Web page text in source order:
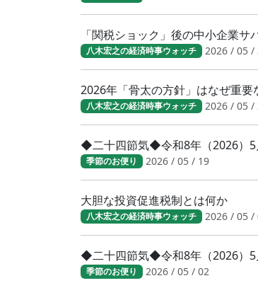
「関税ショック」後の中小企業サ
八木宏之の経済時事ウォッチ 2026 / 05 /
2026年「骨太の方針」はなぜ重
八木宏之の経済時事ウォッチ 2026 / 05 /
◆二十四節気◆令和8年（2026）
季節のお便り 2026 / 05 / 19
大胆な投資促進税制とは何か
八木宏之の経済時事ウォッチ 2026 / 05 /
◆二十四節気◆令和8年（2026）
季節のお便り 2026 / 05 / 02